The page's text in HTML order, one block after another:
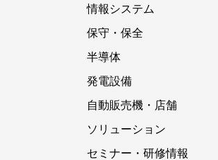
情報システム
保守・保全
半導体
発電設備
自動販売機・店舗
ソリューション
セミナー・研修情報